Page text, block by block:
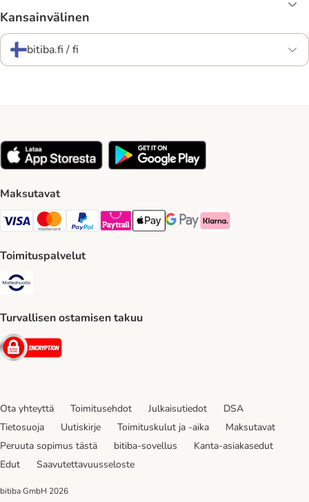
Kansainvälinen
bitiba.fi / fi
Maksutavat
VISA Payment Method
Mastercard Payment Method
Paypal Payment Method
Paytrail Payment Method
Apple Pay Payment Method
Google Pay Payment Method
Klarna Payment Method
Toimituspalvelut
Turvallisen ostamisen takuu
Security
Ota yhteyttä Toimitusehdot Julkaisutiedot
DSA
Tietosuoja
Uutiskirje Toimituskulut ja -aika
Maksutavat
Peruuta sopimus tästä
bitiba-sovellus
Kanta-asiakasedut
Edut
Saavutettavuusseloste
bitiba GmbH 2026